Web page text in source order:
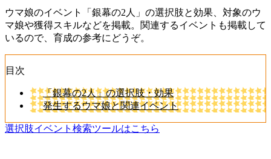
ウマ娘のイベント「銀幕の2人」の選択肢と効果、対象のウ
マ娘や獲得スキルなどを掲載。関連するイベントも掲載して
いるので、育成の参考にどうぞ。
目次
「銀幕の2人」の選択肢・効果
発生するウマ娘と関連イベント
選択肢イベント検索ツールはこちら